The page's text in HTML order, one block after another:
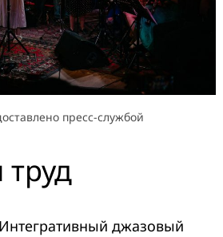
пресс-службой
джазовый